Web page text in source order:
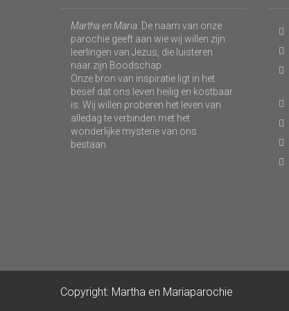
Martha en Maria . De naam van onze
parochie geeft aan wie wij willen zijn:
leerlingen van Jezus, die luisteren
naar zijn Boodschap.
Onze bron van inspiratie ligt in het
besef dat ons leven heilig en kostbaar
is. Wij willen proberen het leven van
alledag te verbinden met het
wonderlijke mysterie van ons
bestaan.
Copyright: Martha en Mariaparochie